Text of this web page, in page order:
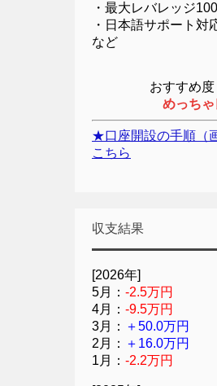
・最大レバレッジ
・日本語サポート対
など
おすす
めっちゃ
★口座開設の手順（
こちら
収支結果
[2026年]
5月： -2.5万円
4月： -9.5万円
3月： ＋50.0万円
2月： ＋16.0万円
1月： -2.2万円